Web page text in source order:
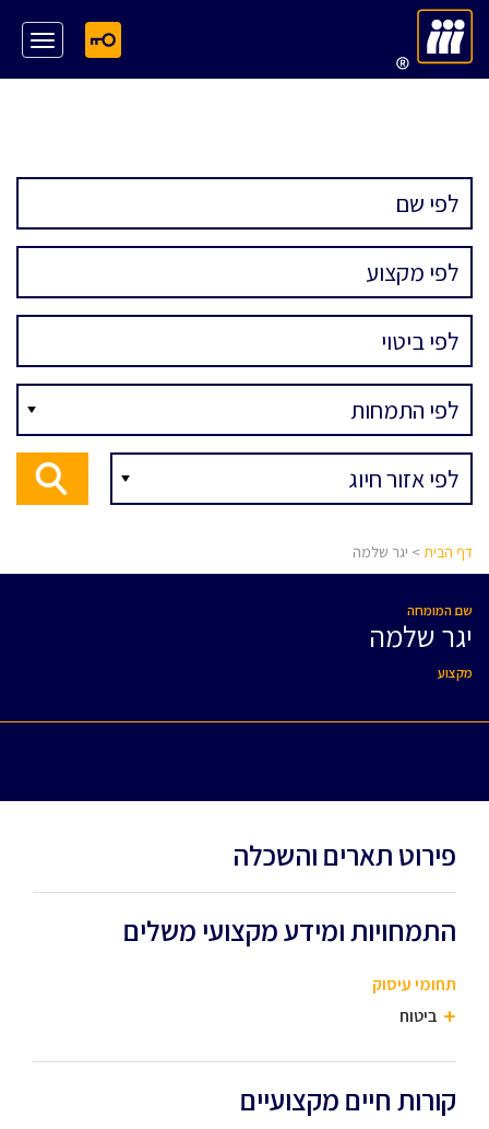
דף הבית > יגר שלמה
שם המומחה
יגר שלמה
מקצוע
פירוט תארים והשכלה
התמחויות ומידע מקצועי משלים
תחומי עיסוק
ביטוח
קורות חיים מקצועיים